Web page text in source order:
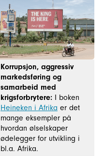
Korrupsjon, aggressiv
markedsføring og
samarbeid med
krigsforbrytere: I boken
Heineken i Afrika er det
mange eksempler på
hvordan ølselskaper
ødelegger for utvikling i
bl.a. Afrika.